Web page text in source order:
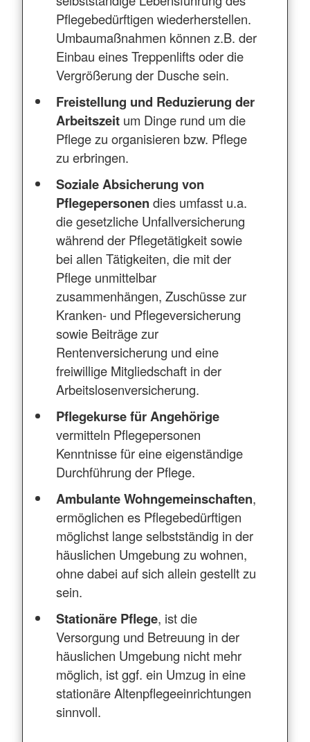
Pflegebedürftigen wiederherstellen.
Umbaumaßnahmen können z.B. der
Einbau eines Treppenlifts oder die
Vergrößerung der Dusche sein.
Freistellung und Reduzierung der
Arbeitszeit um Dinge rund um die
Pflege zu organisieren bzw. Pflege
zu erbringen.
Soziale Absicherung von
Pflegepersonen dies umfasst u.a.
die gesetzliche Unfallversicherung
während der Pflegetätigkeit sowie
bei allen Tätigkeiten, die mit der
Pflege unmittelbar
zusammenhängen, Zuschüsse zur
Kranken- und Pflegeversicherung
sowie Beiträge zur
Rentenversicherung und eine
freiwillige Mitgliedschaft in der
Arbeitslosenversicherung.
Pflegekurse für Angehörige
vermitteln Pflegepersonen
Kenntnisse für eine eigenständige
Durchführung der Pflege.
Ambulante Wohngemeinschaften,
ermöglichen es Pflegebedürftigen
möglichst lange selbstständig in der
häuslichen Umgebung zu wohnen,
ohne dabei auf sich allein gestellt zu
sein.
Stationäre Pflege, ist die
Versorgung und Betreuung in der
häuslichen Umgebung nicht mehr
möglich, ist ggf. ein Umzug in eine
stationäre Altenpflegeeinrichtungen
sinnvoll.